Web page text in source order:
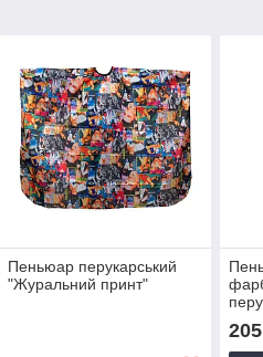
Пеньюар перукарський
"Журальний принт"
205